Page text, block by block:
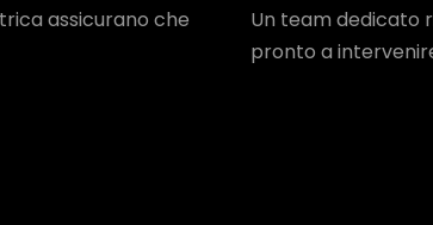
assicurano che
Un team dedicato
pronto a